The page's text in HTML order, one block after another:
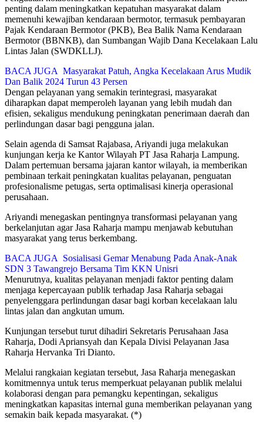
penting dalam meningkatkan kepatuhan masyarakat dalam
memenuhi kewajiban kendaraan bermotor, termasuk pembayaran
Pajak Kendaraan Bermotor (PKB), Bea Balik Nama Kendaraan
Bermotor (BBNKB), dan Sumbangan Wajib Dana Kecelakaan Lalu
Lintas Jalan (SWDKLLJ).
BACA JUGA Masyarakat Patuh, Angka Kecelakaan Arus Mudik
Dan Balik 2024 Turun 43 Persen
Dengan pelayanan yang semakin terintegrasi, masyarakat
diharapkan dapat memperoleh layanan yang lebih mudah dan
efisien, sekaligus mendukung peningkatan penerimaan daerah dan
perlindungan dasar bagi pengguna jalan.
Selain agenda di Samsat Rajabasa, Ariyandi juga melakukan
kunjungan kerja ke Kantor Wilayah PT Jasa Raharja Lampung.
Dalam pertemuan bersama jajaran kantor wilayah, ia memberikan
pembinaan terkait peningkatan kualitas pelayanan, penguatan
profesionalisme petugas, serta optimalisasi kinerja operasional
perusahaan.
Ariyandi menegaskan pentingnya transformasi pelayanan yang
berkelanjutan agar Jasa Raharja mampu menjawab kebutuhan
masyarakat yang terus berkembang.
BACA JUGA
Sosialisasi Gemar Menabung Pada Anak-Anak
SDN 3 Tawangrejo Bersama Tim KKN Unisri
Menurutnya, kualitas pelayanan menjadi faktor penting dalam
menjaga kepercayaan publik terhadap Jasa Raharja sebagai
penyelenggara perlindungan dasar bagi korban kecelakaan lalu
lintas jalan dan angkutan umum.
Kunjungan tersebut turut dihadiri Sekretaris Perusahaan Jasa
Raharja, Dodi Apriansyah dan Kepala Divisi Pelayanan Jasa
Raharja Hervanka Tri Dianto.
Melalui rangkaian kegiatan tersebut, Jasa Raharja menegaskan
komitmennya untuk terus memperkuat pelayanan publik melalui
kolaborasi dengan para pemangku kepentingan, sekaligus
meningkatkan kapasitas internal guna memberikan pelayanan yang
semakin baik kepada masyarakat. (*)